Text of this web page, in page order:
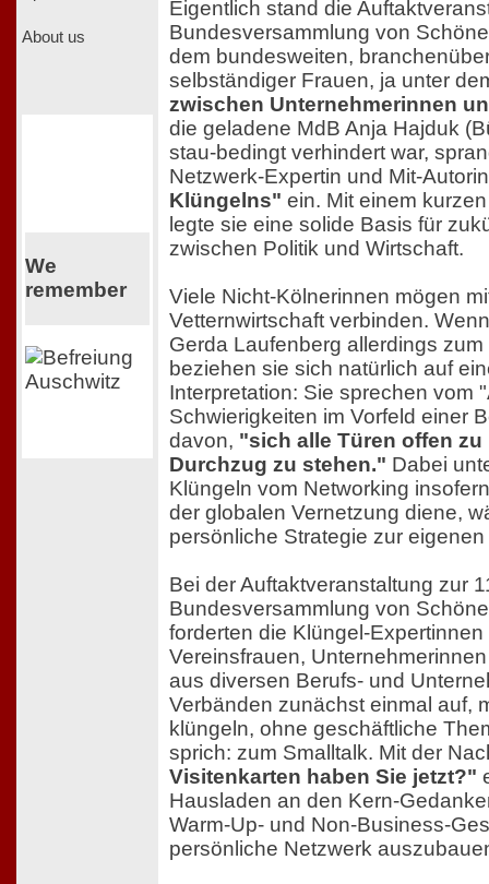
About us
We
remember
Eigentlich stand die
Bundesversammlung von
dem bundesweiten,
selbständiger Frauen, ja unter
zwischen Unternehmerinnen
die geladene MdB Anja Hajduk
stau-bedingt verhindert war,
Netzwerk-Expertin und Mit-
Klüngelns" ein. Mit einem
legte sie eine solide Basis für
zwischen Politik und Wirtschaft.
Viele Nicht-Kölnerinnen mögen
Vetternwirtschaft verbinden.
Gerda Laufenberg allerdings
beziehen sie sich natürlich auf
Interpretation: Sie sprechen vom
Schwierigkeiten im Vorfeld einer
davon, "sich alle Türen offen zu
Durchzug zu stehen." Dabei
Klüngeln vom Networking
der globalen Vernetzung diene,
persönliche Strategie zur
Bei der Auftaktveranstaltung zur
Bundesversammlung von
forderten die Klüngel-
Vereinsfrauen,
aus diversen Berufs- und
Verbänden zunächst einmal auf,
klüngeln, ohne geschäftliche
sprich: zum Smalltalk. Mit der
Visitenkarten haben Sie jetzt?"
Hausladen an den Kern-
Warm-Up- und Non-Business-
persönliche Netzwerk